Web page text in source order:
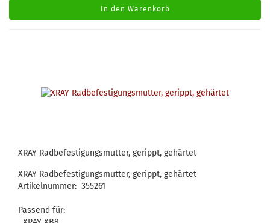
In den Warenkorb
XRAY Radbefestigungsmutter, gerippt, gehärtet
XRAY Radbefestigungsmutter, gerippt, gehärtet
Artikelnummer: 355261
Passend für: